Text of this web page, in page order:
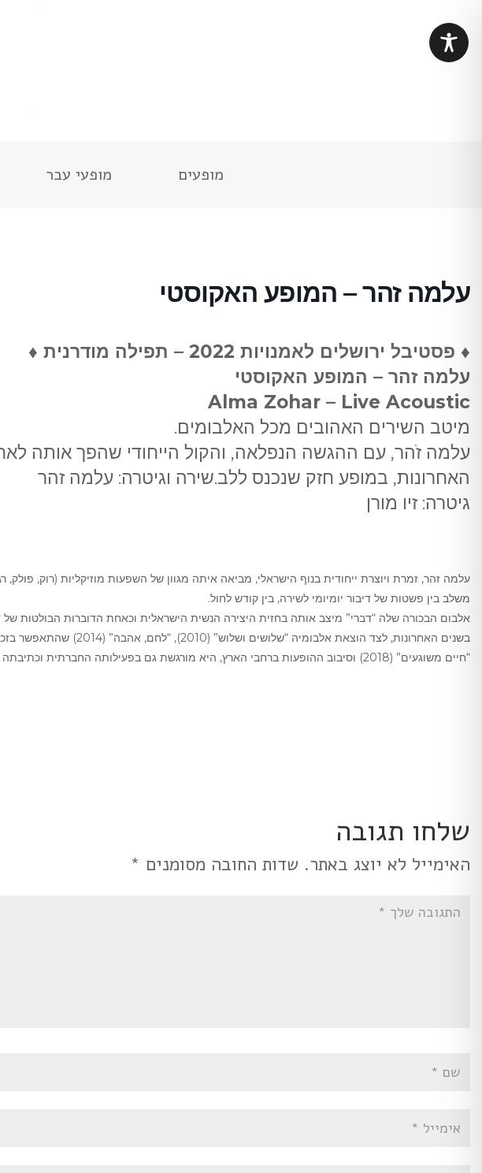
מופעים מופעי עבר
עלמה זהר – המופע האקוסטי
♦ פסטיבל ירושלים לאמנויות 2022 – תפילה מודרנית ♦
עלמה זהר – המופע האקוסטי
Alma Zohar – Live Acoustic
מיטב השירים האהובים מכל האלבומים.
עלמה זֹהר, עם ההגשה הנפלאה, והקול הייחודי שהפך אותה
האחרונות, במופע חזק שנכנס ללב.שירה וגיטרה: עלמה זהר
גיטרה: זיו מורן
עלמה זהר, זמרת ויוצרת ייחודית בנוף הישראלי, מביאה איתה מגוון של השפעות מוזיקליות (רוק, פולק,
משלב בין פשטות של דיבור יומיומי לשירה, בין קודש לחול.
אלבום הבכורה שלה “דברי” מיצב אותה בחזית היצירה הנשית הישראלית וכאחת הדוברות הבולטות של
“חיים משוגעים” (2018) וסיבוב ההופעות ברחבי הארץ, היא מורגשת גם בפעילותה החברתית וכתיבתה העיתונאית.
שלחו תגובה
האימייל לא יוצג באתר. שדות החובה מסומנים *